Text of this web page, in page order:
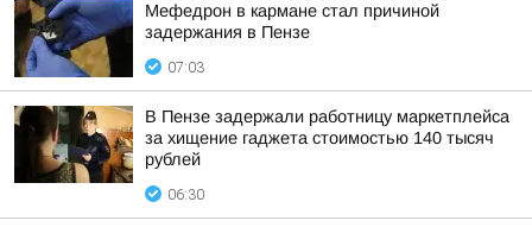
Мефедрон в кармане стал причиной
задержания в Пензе
07:03
В Пензе задержали работницу маркетплейса
за хищение гаджета стоимостью 140 тысяч
рублей
06:30